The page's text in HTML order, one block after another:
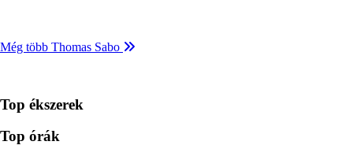
Még több Thomas Sabo
Top ékszerek
Top órák